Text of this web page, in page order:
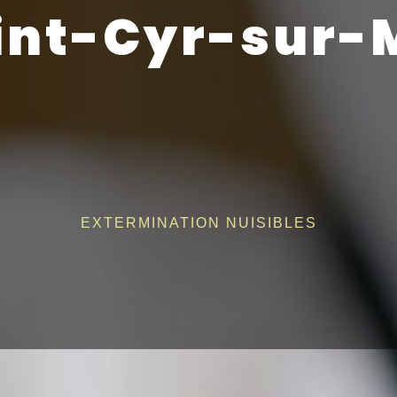
Cyr-sur-
EXTERMINATION NUISIBLES